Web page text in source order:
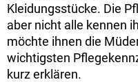
Kleidungsstücke. Die
aber nicht alle kennen
möchte ihnen die
wichtigsten
kurz erklären.